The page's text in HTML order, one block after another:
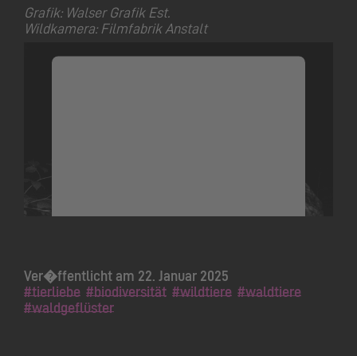
Grafik: Walser Grafik Est.
Wildkamera: Filmfabrik Anstalt
Ihren Aktivitäten sammeln.
des Service zu, um dieses Video
anzusehen.
Ver�ffentlicht am 22. Januar 2025
#tierliebe #biodiversität #wildtiere #waldtiere
#waldgeflüster